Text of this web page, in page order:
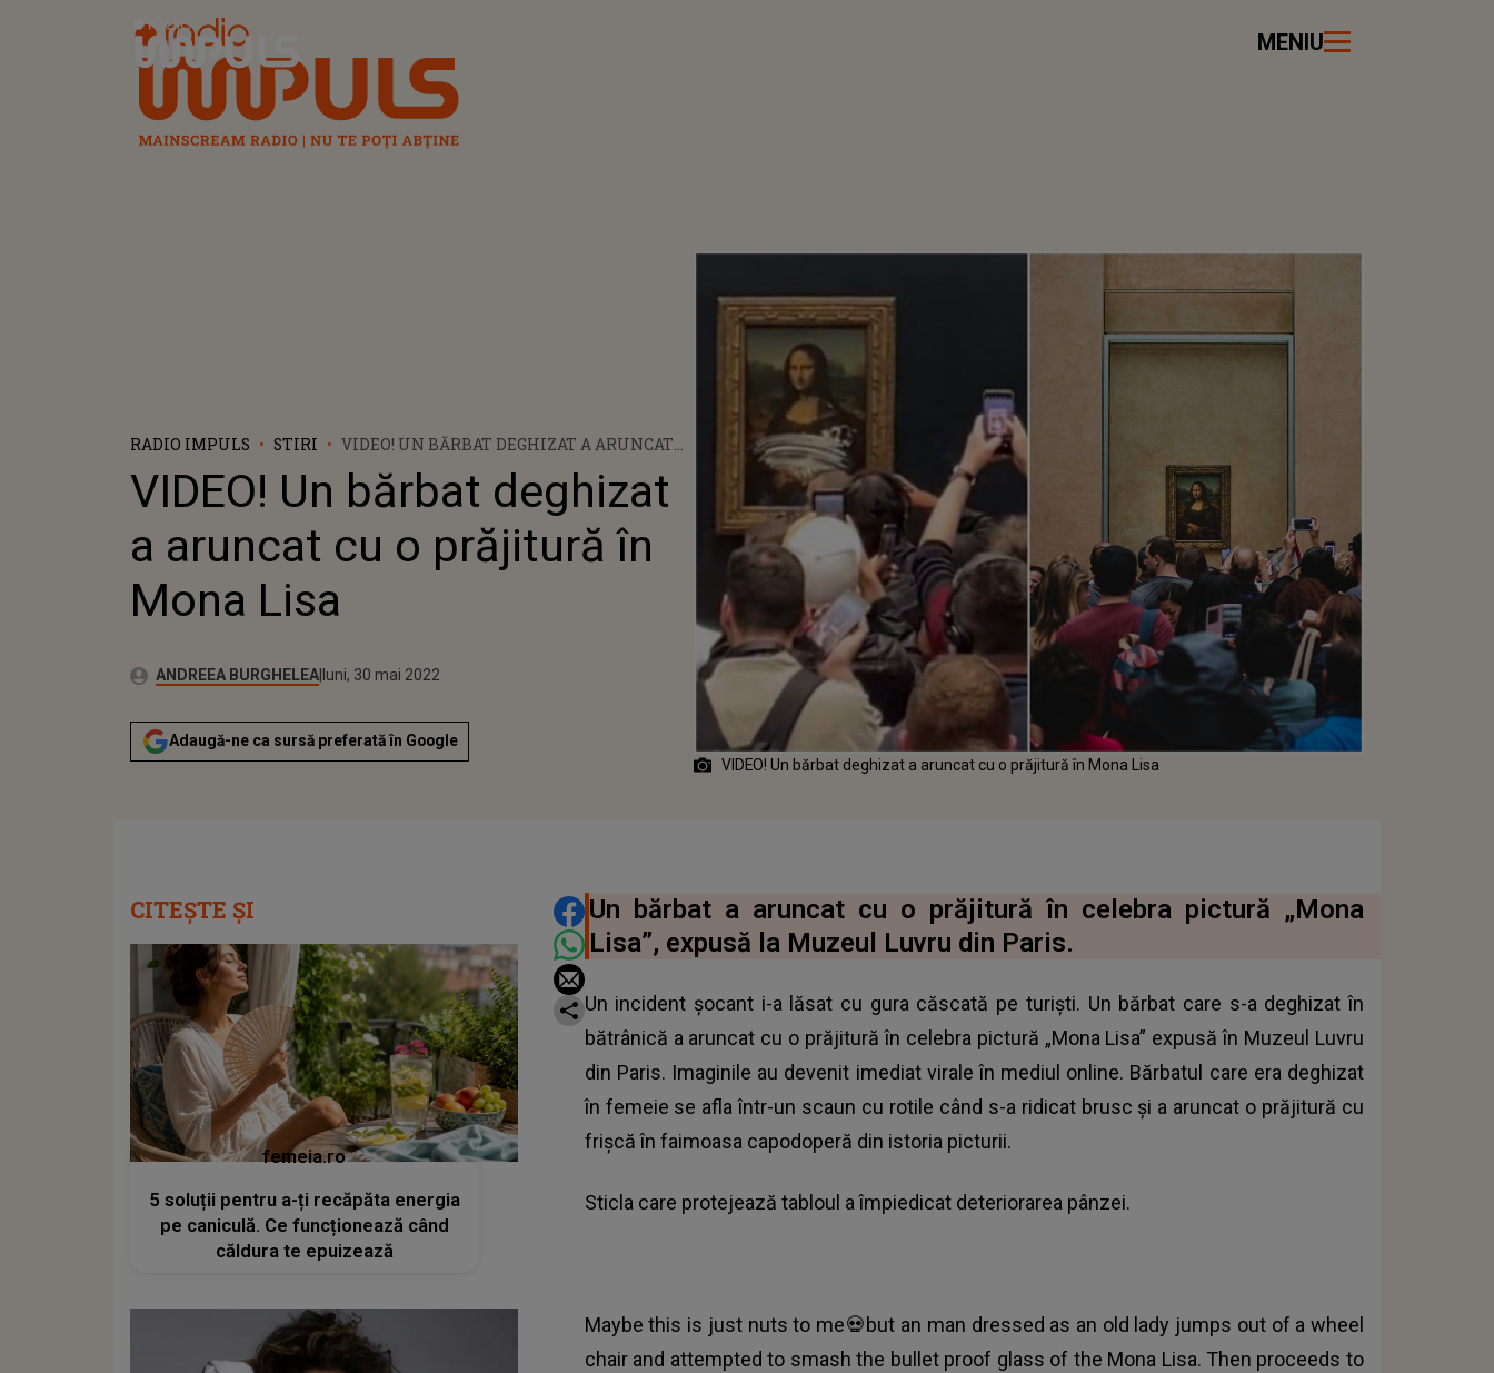
Radio Impuls MENIU
RADIO IMPULS STIRI
VIDEO! UN BĂRBAT DEGHIZAT A ARUNCAT
VIDEO! Un bărbat deghizat
a aruncat cu o prăjitură în
Mona Lisa
Autor:ANDREEA BURGHELEAPublicat:
luni, 30 mai 2022
Actualizat:
luni, 30 mai 2022
Adaugă-ne ca sursă preferată în Google
VIDEO! Un bărbat deghizat a aruncat cu o prăjitură în Mona Lisa
DISTRIBUIE ARTICOLUL
Un bărbat a aruncat cu o prăjitură în celebra pictură „Mona
Lisa”, expusă la Muzeul Luvru din Paris.
Un incident șocant i-a lăsat cu gura căscată pe turiști. Un bărbat care s-a deghizat în
bătrânică a aruncat cu o prăjitură în celebra pictură „Mona Lisa” expusă în Muzeul Luvru
din Paris. Imaginile au devenit imediat virale în mediul online. Bărbatul care era deghizat
în femeie se afla într-un scaun cu rotile când s-a ridicat brusc și a aruncat o prăjitură cu
frișcă în faimoasa capodoperă din istoria picturii.
Sticla care protejează tabloul a împiedicat deteriorarea pânzei.
Maybe this is just nuts to me💀but an man dressed as an old lady jumps out of a wheel
chair and attempted to smash the bullet proof glass of the Mona Lisa. Then proceeds to
CITEȘTE ȘI
femeia.ro
5 soluții pentru a-ți recăpăta energia
pe caniculă. Ce funcționează când
căldura te epuizează